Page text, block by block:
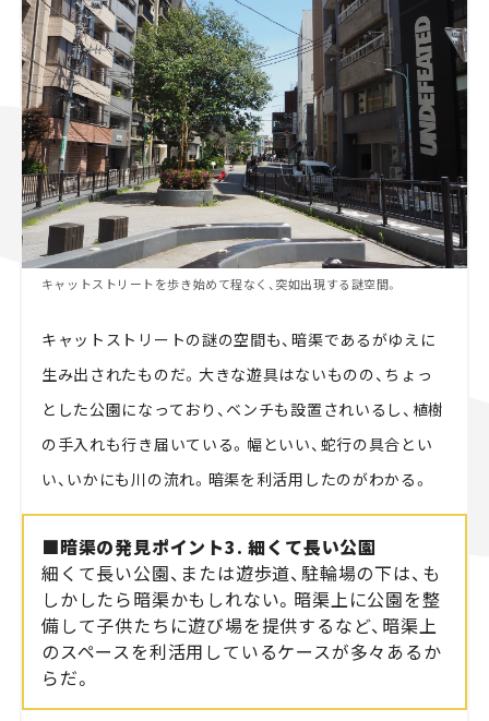
キャットストリートを歩き始めて程なく、突如出現する謎空間。
キャットストリートの謎の空間も、暗渠であるがゆえに
生み出されたものだ。大きな遊具はないものの、ちょっ
とした公園になっており、ベンチも設置されいるし、植樹
の手入れも行き届いている。幅といい、蛇行の具合とい
い、いかにも川の流れ。暗渠を利活用したのがわかる。
■暗渠の発見ポイント3. 細くて長い公園
細くて長い公園、または遊歩道、駐輪場の下は、も
しかしたら暗渠かもしれない。暗渠上に公園を整
備して子供たちに遊び場を提供するなど、暗渠上
のスペースを利活用しているケースが多々あるか
らだ。